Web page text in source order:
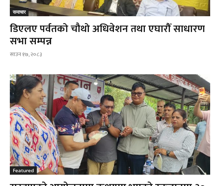
समाचार
डिएलए पर्वतको चौथो अधिवेशन तथा एघारौँ साधारण
सभा सम्पन्न
साउन १७, २०८३
Featured